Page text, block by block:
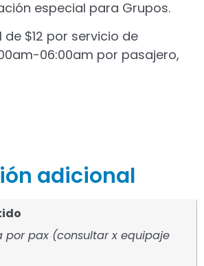
especial para Grupos.
$12 por servicio de
06:00am por pasajero,
adicional
por pax (consultar x equipaje